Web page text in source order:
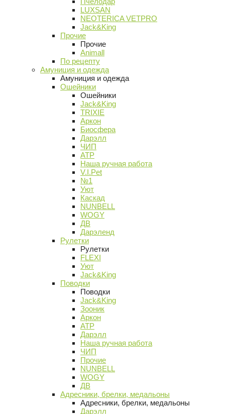
LUXSAN
NEOTERICA VETPRO
Jack&King
Прочие
Прочие
Animall
По рецепту
Амуниция и одежда
Амуниция и одежда
Ошейники
Ошейники
Jack&King
TRIXIE
Аркон
Биосфера
Дарэлл
ЧИП
АТР
Наша ручная работа
V.I.Pet
№1
Уют
Каскад
NUNBELL
WOGY
ДВ
Дарэленд
Рулетки
Рулетки
FLEXI
Уют
Jack&King
Поводки
Поводки
Jack&King
Зооник
Аркон
АТР
Дарэлл
Наша ручная работа
ЧИП
Прочие
NUNBELL
WOGY
ДВ
Адресники, брелки, медальоны
Адресники, брелки, медальоны
Дарэлл